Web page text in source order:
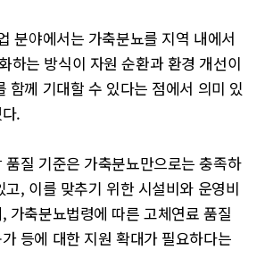
분야에서는 가축분뇨를 지역 내에서
하는 방식이 자원 순환과 환경 개선이
함께 기대할 수 있다는 점에서 의미 있
.
질 기준은 가축분뇨만으로는 충족하
고, 이를 맞추기 위한 시설비와 운영비
가축분뇨법령에 따른 고체연료 품질
등에 대한 지원 확대가 필요하다는